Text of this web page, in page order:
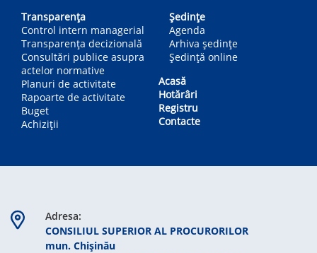
Transparența
Control intern managerial
Transparența decizională
Consultări publice asupra
actelor normative
Planuri de activitate
Rapoarte de activitate
Buget
Achiziții
Ședințe
Agenda
Arhiva ședințe
Ședință online
Acasă
Hotărâri
Registru
Contacte
Adresa:
CONSILIUL SUPERIOR AL PROCURORILOR
mun. Chişinău